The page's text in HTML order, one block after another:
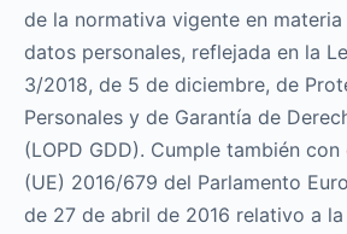
de la normativa vigente en
datos personales, reflejada en la
3/2018, de 5 de diciembre, de
Personales y de Garantía de
(LOPD GDD). Cumple también con
(UE) 2016/679 del Parlamento
de 27 de abril de 2016 relativo a